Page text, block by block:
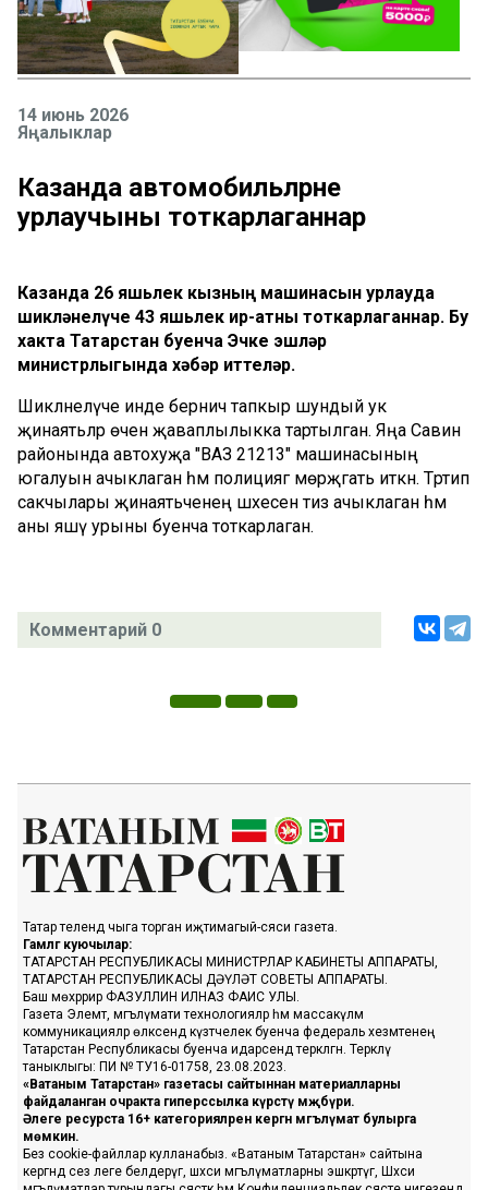
14 июнь 2026
Яңалыклар
Казанда автомобильләрне
урлаучыны тоткарлаганнар
Казанда 26 яшьлек кызның машинасын урлауда
шикләнелүче 43 яшьлек ир-атны тоткарлаганнар. Бу
хакта Татарстан буенча Эчке эшләр
министрлыгында хәбәр иттеләр.
Шикләнелүче инде берничә тапкыр шундый ук
җинаятьләр өчен җаваплылыкка тартылган. Яңа Савин
районында автохуҗа "ВАЗ 21213" машинасының
югалуын ачыклаган һәм полициягә мөрәҗәгать иткән. Тәртип
сакчылары җинаятьченең шәхесен тиз ачыклаган һәм
аны яшәү урыны буенча тоткарлаган.
Комментарий 0
Татар телендә чыга торган иҗтимагый-сәяси газета.
Гамәлгә куючылар:
ТАТАРСТАН РЕСПУБЛИКАСЫ МИНИСТРЛАР КАБИНЕТЫ АППАРАТЫ,
ТАТАРСТАН РЕСПУБЛИКАСЫ ДӘҮЛӘТ СОВЕТЫ АППАРАТЫ.
Баш мөхәррир ФАЗУЛЛИН ИЛНАЗ ФАИС УЛЫ.
Газета Элемтә, мәгълүмати технологияләр һәм массакүләм
коммуникацияләр өлкәсендә күзәтчелек буенча федераль хезмәтенең
Татарстан Республикасы буенча идарәсендә теркәлгән. Теркәлү
таныклыгы: ПИ № ТУ16-01758, 23.08.2023.
«Ватаным Татарстан» газетасы сайтыннан материалларны
файдаланган очракта гиперссылка күрсәтү мәҗбүри.
Әлеге ресурста 16+ категорияләренә кергән мәгълүмат булырга
мөмкин.
Без cookie-файллар кулланабыз. «Ватаным Татарстан» сайтына
кергәндә сез әлеге белдерүгә, шәхси мәгълүматларны эшкәртүгә, Шәхси